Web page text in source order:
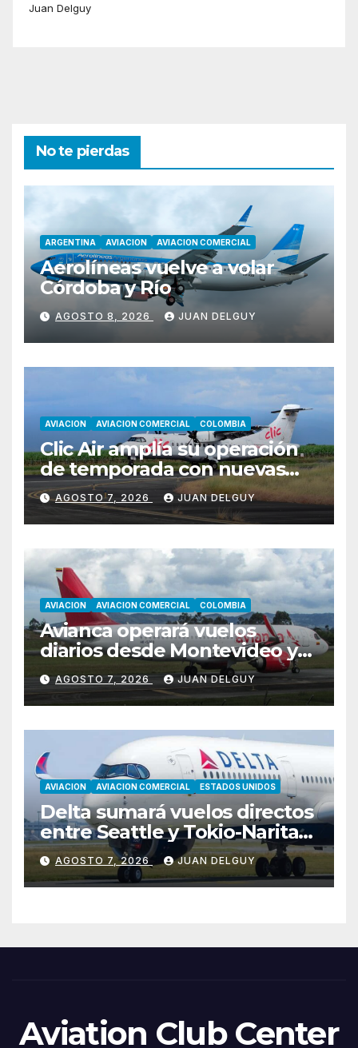
Juan Delguy
No te pierdas
ARGENTINA AVIACION AVIACION COMERCIAL
Aerolíneas vuelve a volar
Córdoba y Río
AGOSTO 8, 2026 JUAN DELGUY
AVIACION AVIACION COMERCIAL COLOMBIA
Clic Air amplía su operación
de temporada con nuevas
rutas hacia Cartagena y Tolú
AGOSTO 7, 2026 JUAN DELGUY
AVIACION AVIACION COMERCIAL COLOMBIA
Avianca operará vuelos
diarios desde Montevideo y
Asunción hacia Bogotá
AGOSTO 7, 2026 JUAN DELGUY
AVIACION AVIACION COMERCIAL ESTADOS UNIDOS
Delta sumará vuelos directos
entre Seattle y Tokio-Narita
desde marzo de 2027
AGOSTO 7, 2026 JUAN DELGUY
Aviation Club Center